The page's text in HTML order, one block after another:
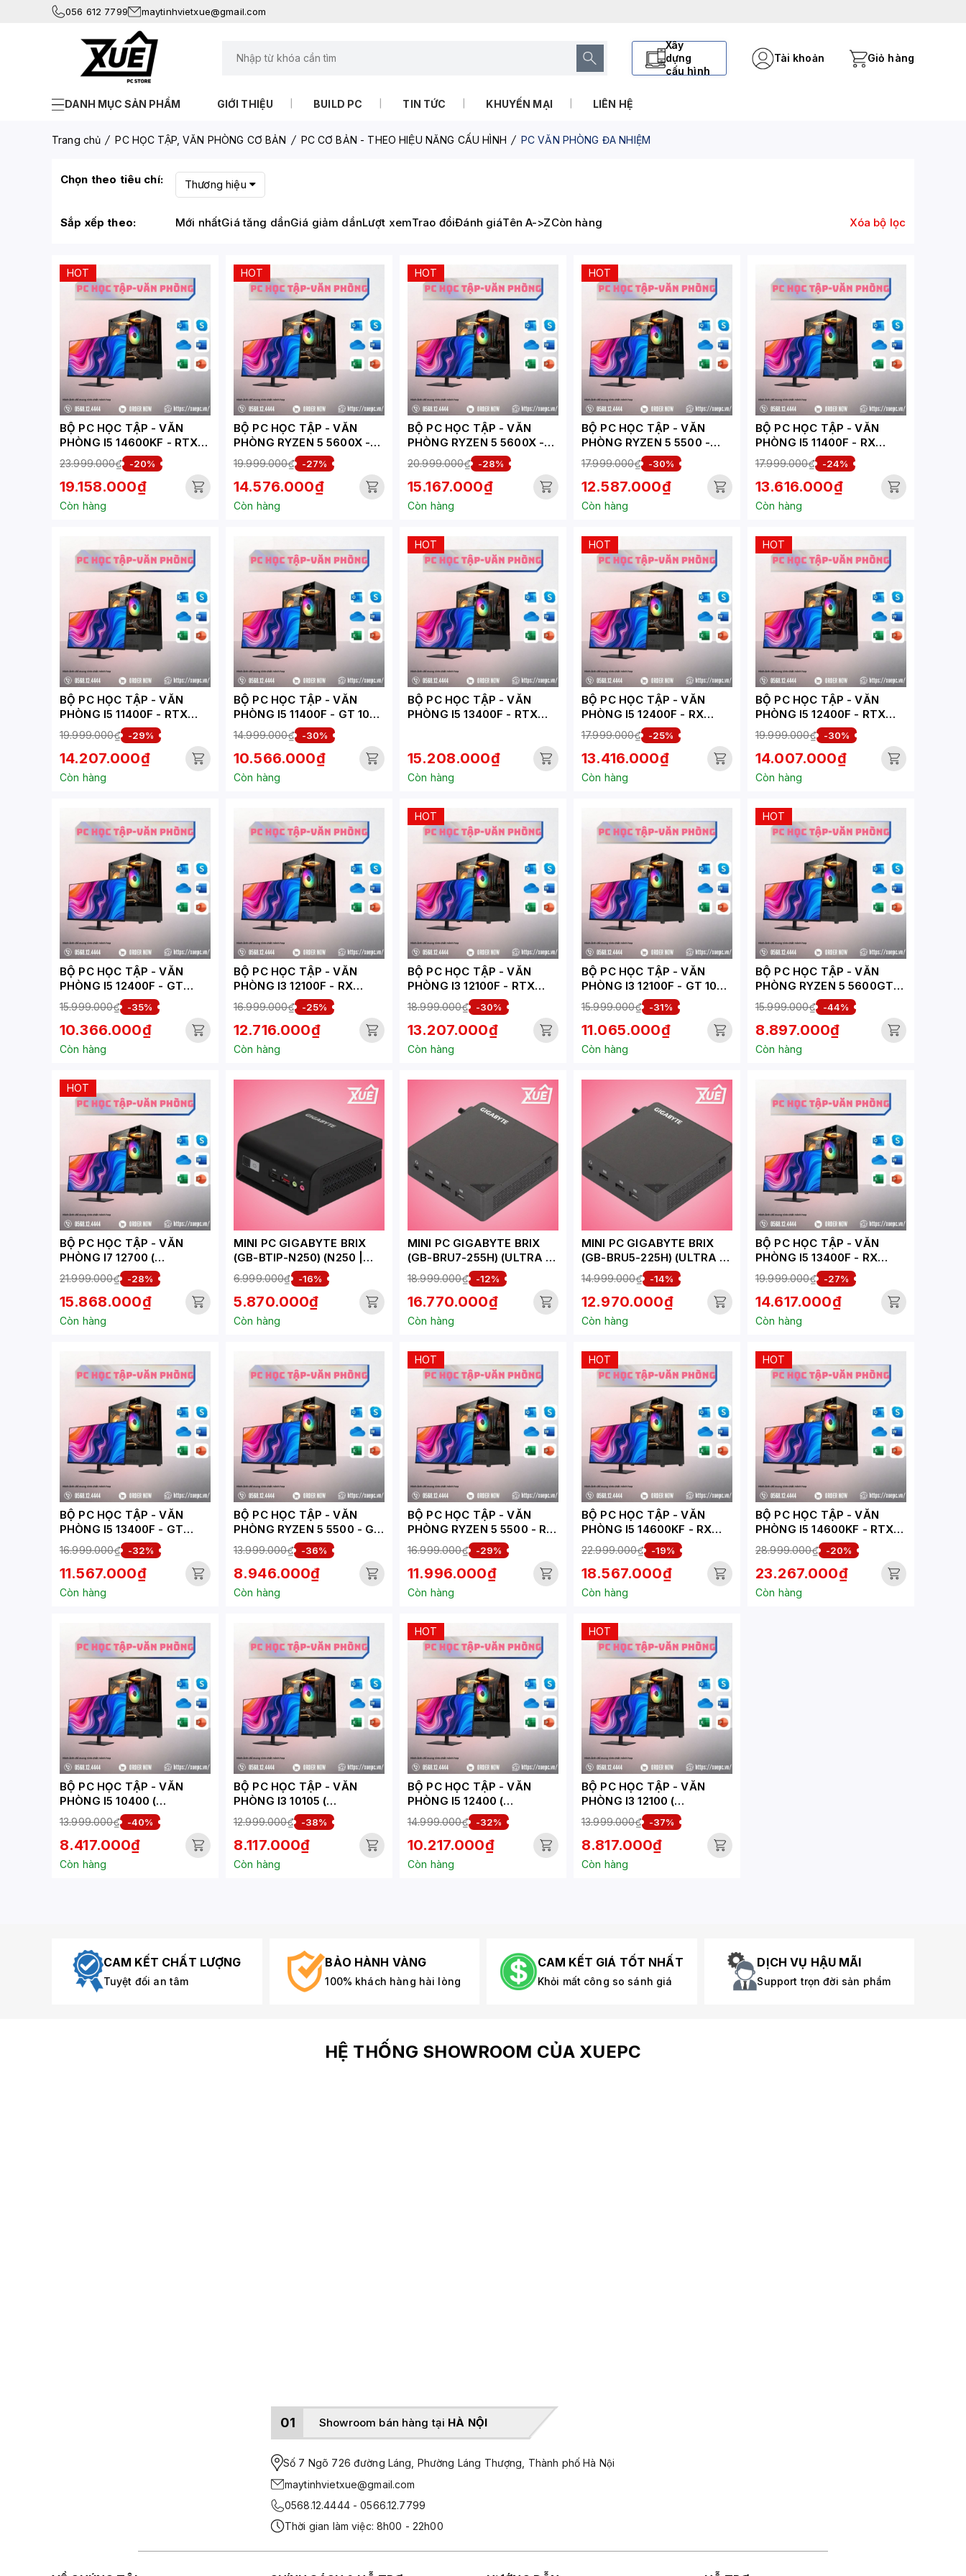
056 612 7799 maytinhvietxue@gmail.com
Xây
dựng
cấu hình
Tài khoản Giỏ hàng
DANH MỤC SẢN PHẨM GIỚI THIỆU BUILD PC TIN TỨC KHUYẾN MẠI LIÊN HỆ
Trang chủ PC HỌC TẬP, VĂN PHÒNG CƠ BẢN PC CƠ BẢN - THEO HIỆU NĂNG CẤU HÌNH PC VĂN PHÒNG ĐA NHIỆM
Chọn theo tiêu chí: Thương hiệu
Sắp xếp theo: Mới nhấtGiá tăng dầnGiá giảm dầnLượt xemTrao đổiĐánh giáTên A->ZCòn hàng Xóa bộ lọc
HOT
BỘ PC HỌC TẬP - VĂN
PHÒNG I5 14600KF - RTX
3050 6GB (XUEPC034-HV)
23.999.000₫ -20%
19.158.000₫
Còn hàng
HOT
BỘ PC HỌC TẬP - VĂN
PHÒNG RYZEN 5 5600X -
RX 6500XT 4GB (
XUEPC279-HV)
19.999.000₫ -27%
14.576.000₫
Còn hàng
HOT
BỘ PC HỌC TẬP - VĂN
PHÒNG RYZEN 5 5600X -
RTX 3050 6GB (
XUEPC203-HV)
20.999.000₫ -28%
15.167.000₫
Còn hàng
HOT
BỘ PC HỌC TẬP - VĂN
PHÒNG RYZEN 5 5500 -
RTX 3050 6GB ( XUEPC191-
HV)
17.999.000₫ -30%
12.587.000₫
Còn hàng
BỘ PC HỌC TẬP - VĂN
PHÒNG I5 11400F - RX
6500XT 4GB ( XUEPC327-
HV)
17.999.000₫ -24%
13.616.000₫
Còn hàng
BỘ PC HỌC TẬP - VĂN
PHÒNG I5 11400F - RTX
3050 6GB ( XUEPC002-HV)
19.999.000₫ -29%
14.207.000₫
Còn hàng
BỘ PC HỌC TẬP - VĂN
PHÒNG I5 11400F - GT 1030
( XUEPC001-HV)
14.999.000₫ -30%
10.566.000₫
Còn hàng
HOT
BỘ PC HỌC TẬP - VĂN
PHÒNG I5 13400F - RTX
15.208.000₫
Còn hàng
HOT
BỘ PC HỌC TẬP - VĂN
PHÒNG I5 12400F - RX
6500XT ( XUEPC096-HV)
17.999.000₫ -25%
13.416.000₫
Còn hàng
HOT
BỘ PC HỌC TẬP - VĂN
PHÒNG I5 12400F - RTX
3050 6GB ( XUEPC004-HV)
19.999.000₫ -30%
14.007.000₫
Còn hàng
BỘ PC HỌC TẬP - VĂN
PHÒNG I5 12400F - GT
1030 ( XUEPC003-HV)
15.999.000₫ -35%
10.366.000₫
Còn hàng
BỘ PC HỌC TẬP - VĂN
PHÒNG I3 12100F - RX
6500XT 4GB (XUEPC276-
HV)
16.999.000₫ -25%
12.716.000₫
Còn hàng
HOT
BỘ PC HỌC TẬP - VĂN
PHÒNG I3 12100F - RTX
3050 6GB ( XUEPC275-HV)
18.999.000₫ -30%
13.207.000₫
Còn hàng
BỘ PC HỌC TẬP - VĂN
PHÒNG I3 12100F - GT 1030
( XUEPC274-HV)
15.999.000₫ -31%
11.065.000₫
Còn hàng
HOT
BỘ PC HỌC TẬP - VĂN
PHÒNG RYZEN 5 5600GT (
XUEPC271-HV)
15.999.000₫ -44%
8.897.000₫
Còn hàng
HOT
BỘ PC HỌC TẬP - VĂN
PHÒNG I7 12700 (
XUEPC268-HV)
21.999.000₫ -28%
15.868.000₫
Còn hàng
MINI PC GIGABYTE BRIX
(GB-BTIP-N250) (N250 |
1XD5-4800 | 1X NVME/1X
SATA | 1XHDMI | WIFI |
BLUETOOTH | 1XLAN |
VESA | NOOS | ĐEN)
6.999.000₫ -16%
5.870.000₫
Còn hàng
MINI PC GIGABYTE BRIX
(GB-BRU7-255H) (ULTRA 7
255H | 2XD5-6400 |
2XNVME | 2XHDMI |
1XUSB4 | WIFI 7 |
BLUETOOTH | 1XLAN |
VESA | NOOS | ĐEN)
18.999.000₫ -12%
16.770.000₫
Còn hàng
MINI PC GIGABYTE BRIX
(GB-BRU5-225H) (ULTRA 5
225H | 2XD5-6400 |
2XNVME | 2XHDMI |
1XUSB4 | WIFI 7 |
BLUETOOTH | 1XLAN |
VESA | NOOS | ĐEN)
14.999.000₫ -14%
12.970.000₫
Còn hàng
BỘ PC HỌC TẬP - VĂN
PHÒNG I5 13400F - RX
6500XT 4GB ( XUEPC324-
HV)
19.999.000₫ -27%
14.617.000₫
Còn hàng
BỘ PC HỌC TẬP - VĂN
PHÒNG I5 13400F - GT
1030 ( XUEPC277-HV)
16.999.000₫ -32%
11.567.000₫
Còn hàng
BỘ PC HỌC TẬP - VĂN
PHÒNG RYZEN 5 5500 - GT
1030 ( XUEPC190-HV)
13.999.000₫ -36%
8.946.000₫
Còn hàng
HOT
BỘ PC HỌC TẬP - VĂN
PHÒNG RYZEN 5 5500 - RX
6500XT 4GB ( XUEPC278-
HV)
16.999.000₫ -29%
11.996.000₫
Còn hàng
HOT
BỘ PC HỌC TẬP - VĂN
PHÒNG I5 14600KF - RX
6500XT 4GB (XUEPC043-
HV)
22.999.000₫ -19%
18.567.000₫
Còn hàng
HOT
BỘ PC HỌC TẬP - VĂN
PHÒNG I5 14600KF - RTX
5060 8GB (XUEPC038-HV)
28.999.000₫ -20%
23.267.000₫
Còn hàng
BỘ PC HỌC TẬP - VĂN
PHÒNG I5 10400 (
XUEPC273-HV)
13.999.000₫ -40%
8.417.000₫
Còn hàng
BỘ PC HỌC TẬP - VĂN
PHÒNG I3 10105 (
XUEPC272-HV)
12.999.000₫ -38%
8.117.000₫
Còn hàng
HOT
BỘ PC HỌC TẬP - VĂN
PHÒNG I5 12400 (
XUEPC267-HV)
14.999.000₫ -32%
10.217.000₫
Còn hàng
HOT
BỘ PC HỌC TẬP - VĂN
PHÒNG I3 12100 (
XUEPC266-HV)
13.999.000₫ -37%
8.817.000₫
Còn hàng
CAM KẾT CHẤT LƯỢNG
Tuyệt đối an tâm
BẢO HÀNH VÀNG
100% khách hàng hài lòng
CAM KẾT GIÁ TỐT NHẤT
Khỏi mất công so sánh giá
DỊCH VỤ HẬU MÃI
Support trọn đời sản phẩm
HỆ THỐNG SHOWROOM CỦA XUEPC
01 Showroom bán hàng tại HÀ NỘI
Số 7 Ngõ 726 đường Láng, Phường Láng Thượng, Thành phố Hà Nội
maytinhvietxue@gmail.com
0568.12.4444 - 0566.12.7799
Thời gian làm việc: 8h00 - 22h00